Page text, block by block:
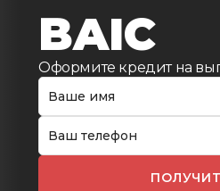
BAIC
Оформите кредит на